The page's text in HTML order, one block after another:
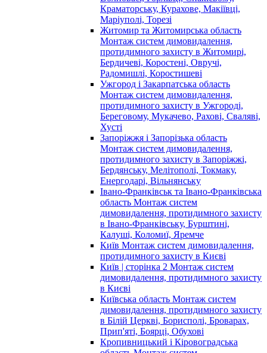
Краматорську, Курахове, Макіївці,
Маріуполі, Торезі
Житомир та Житомирська область
Монтаж систем димовидалення,
протидимного захисту в Житомирі,
Бердичеві, Коростені, Овручі,
Радомишлі, Коростишеві
Ужгород і Закарпатська область
Монтаж систем димовидалення,
протидимного захисту в Ужгороді,
Береговому, Мукачево, Рахові, Сваляві,
Хусті
Запоріжжя і Запорізька область
Монтаж систем димовидалення,
протидимного захисту в Запоріжжі,
Бердянську, Мелітополі, Токмаку,
Енергодарі, Вільнянську
Івано-Франківськ та Івано-Франківська
область Монтаж систем
димовидалення, протидимного захисту
в Івано-Франківську, Бурштині,
Калуші, Коломиї, Яремче
Київ Монтаж систем димовидалення,
протидимного захисту в Києві
Київ | сторінка 2 Монтаж систем
димовидалення, протидимного захисту
в Києві
Київська область Монтаж систем
димовидалення, протидимного захисту
в Білій Церкві, Борисполі, Броварах,
Прип'яті, Боярці, Обухові
Кропивницький і Кіровоградська